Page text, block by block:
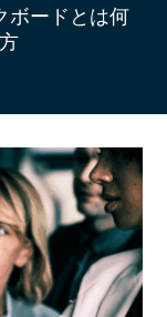
ボードとは何